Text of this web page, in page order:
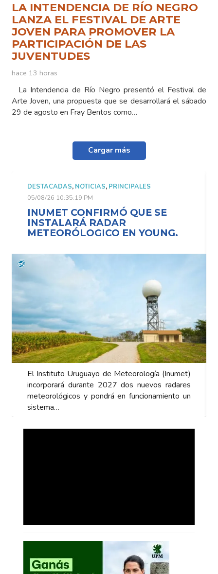
LA INTENDENCIA DE RÍO NEGRO
LANZA EL FESTIVAL DE ARTE
JOVEN PARA PROMOVER LA
PARTICIPACIÓN DE LAS
JUVENTUDES
hace 13 horas
La Intendencia de Río Negro presentó el Festival de
Arte Joven, una propuesta que se desarrollará el sábado
29 de agosto en Fray Bentos como…
Cargar más
DESTACADAS, NOTICIAS, PRINCIPALES
05/08/26 10:35:19 PM
INUMET CONFIRMÓ QUE SE
INSTALARÁ RADAR
METEORÓLOGICO EN YOUNG.
El Instituto Uruguayo de Meteorología (Inumet)
incorporará durante 2027 dos nuevos radares
meteorológicos y pondrá en funcionamiento un
sistema…